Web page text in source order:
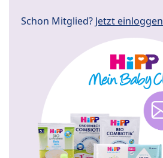
Schon Mitglied? Jetzt einloggen